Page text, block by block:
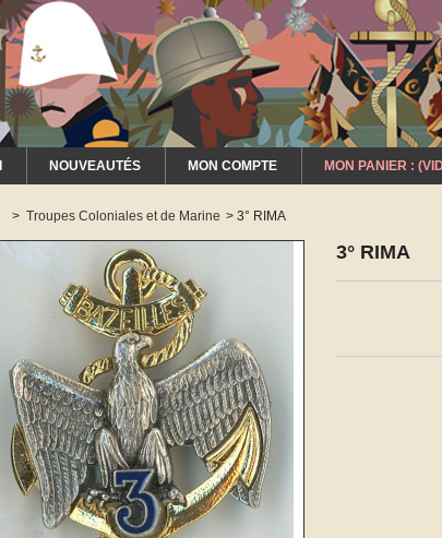
NOUVEAUTÉS MON COMPTE MON PANIER :
> Troupes Coloniales et de Marine > 3° RIMA
3° RIMA